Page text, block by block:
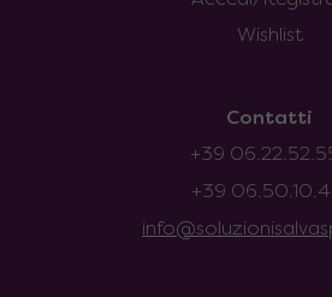
Wishlist
Contatti
+39
+39